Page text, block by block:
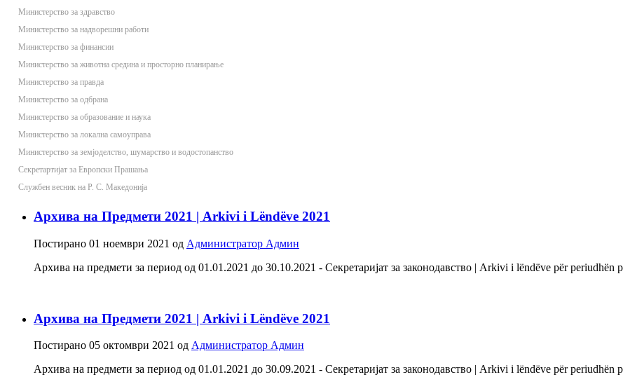
Министерство за здравство
Министерство за надворешни работи
Министерство за финансии
Министерство за животна средина и просторно планирање
Министерство за правда
Министерство за одбрана
Министерство за образование и наука
Министерство за локална самоуправа
Министерство за земјоделство, шумарство и водостопанство
Секретартијат за Европски Прашања
Службен весник на Р. С. Македонија
Архива на Предмети 2021 | Arkivi i Lëndëve 2021
Постирано 01 ноември 2021 од Администратор Админ
Архива на предмети за период од 01.01.2021 до 30.10.2021 - Секретаријат за законодавство | Arkivi i lëndëve për
Архива на Предмети 2021 | Arkivi i Lëndëve 2021
Постирано 05 октомври 2021 од Администратор Админ
Архива на предмети за период од 01.01.2021 до 30.09.2021 - Секретаријат за законодавство | Arkivi i lëndëve për